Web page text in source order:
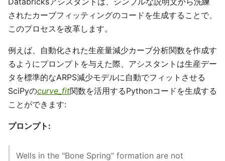
されたカーブフィッティングのコードを生成することで、
このプロセスを改革します。
例えば、自動化された生産量減少カーブ分析関数を作成す
るようにプロンプトを与えた際、アシスタントは生産デー
タを標準的なARPS減少モデルに自動でフィットさせる
SciPyのcurve_fit関数を活用するPythonコードを生成する
ことができます:
プロンプト:
Wells in the "Bone Spring" formation are not